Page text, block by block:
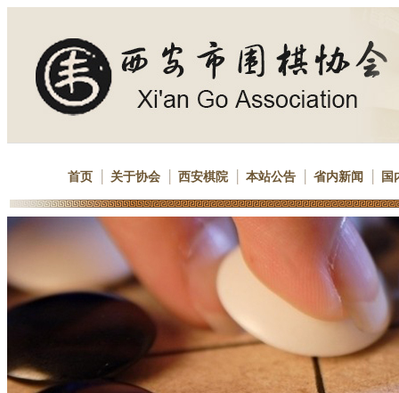
首页 关于协会 西安棋院 本站公告 省内新闻 国